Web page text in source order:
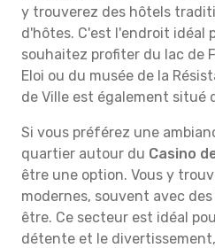
y trouverez des hôtels
d'hôtes. C'est l'endroit idéal
souhaitez profiter du lac de
Eloi ou du musée de la
de Ville est également situé
Si vous préférez une
quartier autour du Casino
être une option. Vous y
modernes, souvent avec
être. Ce secteur est idéal
détente et le